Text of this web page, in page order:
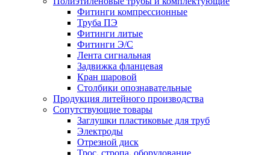
Фитинги компрессионные
Труба ПЭ
Фитинги литые
Фитинги Э/С
Лента сигнальная
Задвижка фланцевая
Кран шаровой
Столбики опознавательные
Продукция литейного производства
Сопутствующие товары
Заглушки пластиковые для труб
Электроды
Отрезной диск
Трос, стропа, оборудование